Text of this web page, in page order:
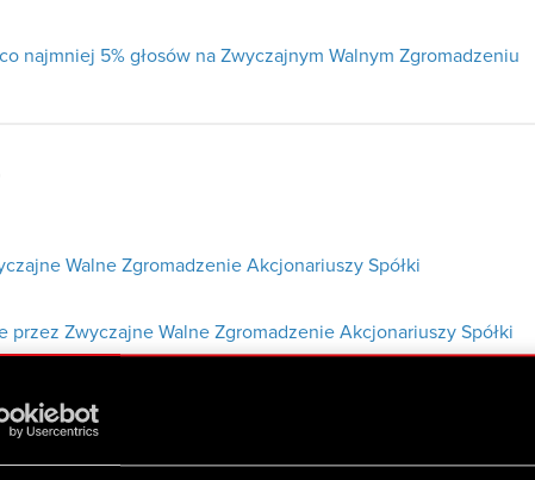
najmniej 5% głosów na Zwyczajnym Walnym Zgromadzeniu
Walne Zgromadzenie Akcjonariuszy Spółki
przez Zwyczajne Walne Zgromadzenie Akcjonariuszy Spółki